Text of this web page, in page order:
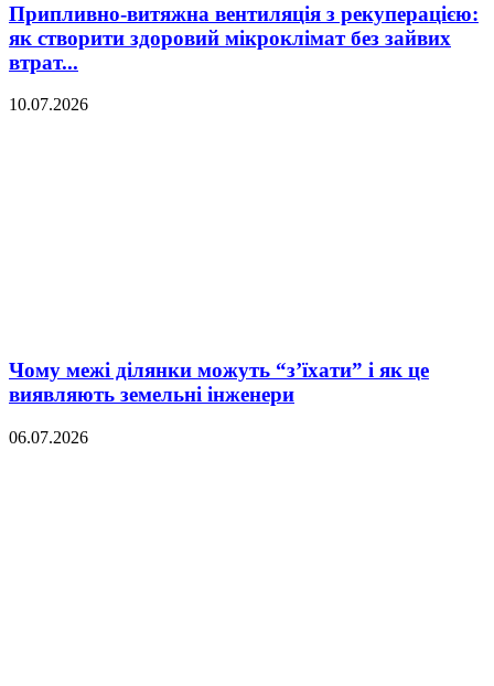
Припливно-витяжна вентиляція з рекуперацією:
як створити здоровий мікроклімат без зайвих
втрат...
10.07.2026
Чому межі ділянки можуть “з’їхати” і як це
виявляють земельні інженери
06.07.2026